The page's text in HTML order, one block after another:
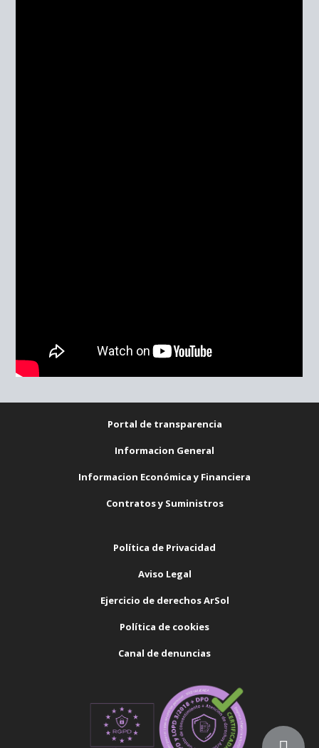
Portal de transparencia
Informacion General
Informacion Económica y Financiera
Contratos y Suministros
Política de Privacidad
Aviso Legal
Ejercicio de derechos ArSol
Política de cookies
Canal de denuncias